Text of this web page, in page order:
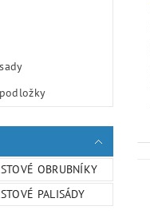
OBRUBNÍKY
PALISÁDY